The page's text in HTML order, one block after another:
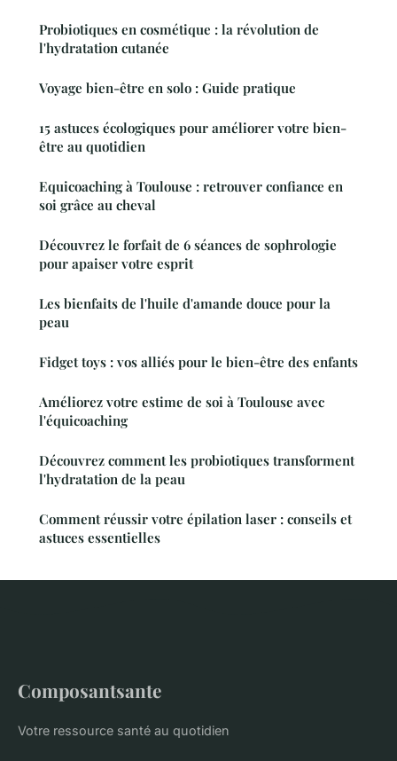
Probiotiques en cosmétique : la révolution de
l'hydratation cutanée
Voyage bien-être en solo : Guide pratique
15 astuces écologiques pour améliorer votre bien-
être au quotidien
Equicoaching à Toulouse : retrouver confiance en
soi grâce au cheval
Découvrez le forfait de 6 séances de sophrologie
pour apaiser votre esprit
Les bienfaits de l'huile d'amande douce pour la
peau
Fidget toys : vos alliés pour le bien-être des enfants
Améliorez votre estime de soi à Toulouse avec
l'équicoaching
Découvrez comment les probiotiques transforment
l'hydratation de la peau
Comment réussir votre épilation laser : conseils et
astuces essentielles
Composantsante
Votre ressource santé au quotidien